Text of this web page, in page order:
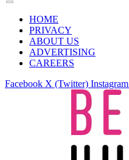
HOME
PRIVACY
ABOUT US
ADVERTISING
CAREERS
Facebook X (Twitter) Instagram